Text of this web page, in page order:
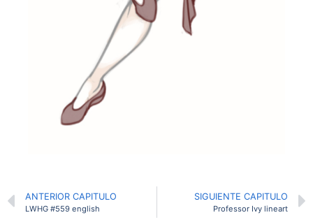
ANTERIOR CAPITULO
LWHG #559 english
SIGUIENTE CAPITULO
Professor Ivy lineart